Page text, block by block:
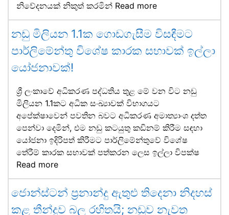
නිවේදනයක් නිකුත් කරමින් Read more
නඩු මිලියන 1.1ක ගොඩගැසීම විසඳීමට
පාර්ලිමේන්තු විශේෂ කාරක සභාවක් ඉල්ලා
යෝජනාවක්!
ශ්‍රී ලංකාවේ අධිකරණ පද්ධතිය තුළ මේ වන විට නඩු
මිලියන 1.1කට අධික සංඛ්‍යාවක් විභාගයට
අපේක්ෂාවෙන් පවතින බවට අධිකරණ අමාත්‍යාංශ දත්ත
පෙන්වා දෙමින්, එම නඩු කටයුතු කඩිනම් කිරීම සඳහා
යෝජනා ඉදිරිපත් කිරීමට පාර්ලිමේන්තුවේ විශේෂ
තේරීම් කාරක සභාවක් පත්කරන ලෙස ඉල්ලා විපක්ෂ
Read more
ජොන්ස්ටන් ප්‍රනාන්දු ඇතුළු තිදෙනා නිදහස්
කළ තීන්දුව බල රහිතයි; නඩුව නැවත